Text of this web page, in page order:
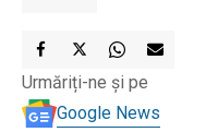
Urmăriți-ne și pe
Google News